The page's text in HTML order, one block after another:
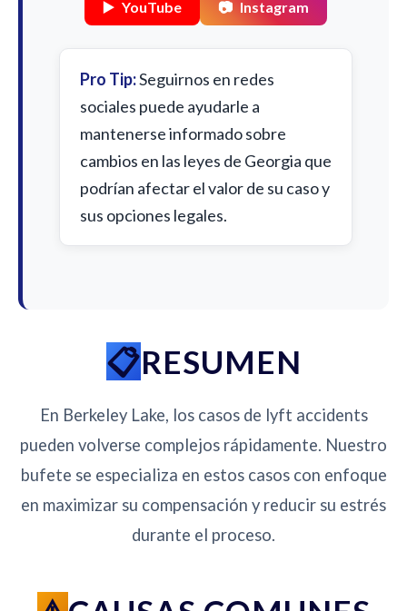
▶️ YouTube 📷 Instagram
Pro Tip:Seguirnos en redes
sociales puede ayudarle a
mantenerse informado sobre
cambios en las leyes de Georgia que
podrían afectar el valor de su caso y
sus opciones legales.
RESUMEN
En Berkeley Lake, los casos de lyft accidents
pueden volverse complejos rápidamente. Nuestro
bufete se especializa en estos casos con enfoque
en maximizar su compensación y reducir su estrés
durante el proceso.